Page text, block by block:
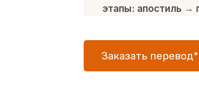
этапы: апостиль →
Заказать перевод*